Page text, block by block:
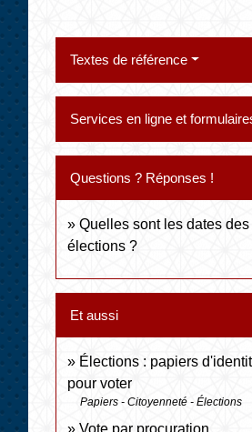
Textes de référence
Services en ligne et
Questions ? Réponses !
Quelles sont les dates
élections ?
Et aussi
Élections : papiers
pour voter
Papiers - Citoyenneté - Élections
Vote par procuration